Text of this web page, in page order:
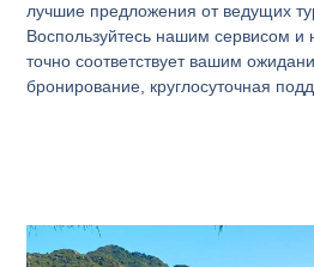
лучшие предложения от ведущих
Воспользуйтесь нашим сервисом и
точно соответствует вашим
бронирование, круглосуточная